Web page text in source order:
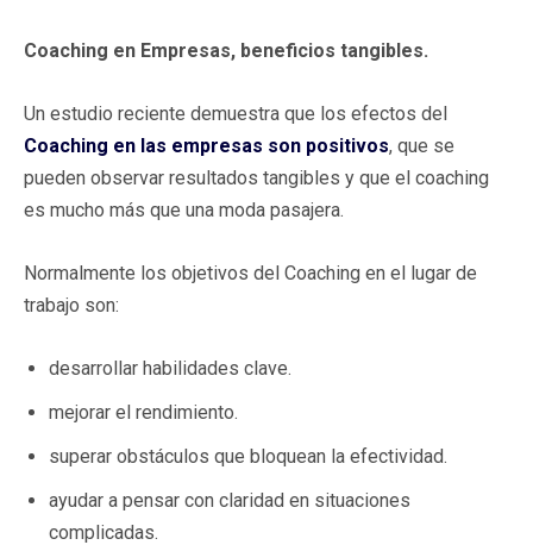
Coaching en Empresas, beneficios tangibles.
Un estudio reciente demuestra que los efectos del
Coaching en las empresas son positivos, que se
pueden observar resultados tangibles y que el coaching
es mucho más que una moda pasajera.
Normalmente los objetivos del Coaching en el lugar de
trabajo son:
desarrollar habilidades clave.
mejorar el rendimiento.
superar obstáculos que bloquean la efectividad.
ayudar a pensar con claridad en situaciones
complicadas.